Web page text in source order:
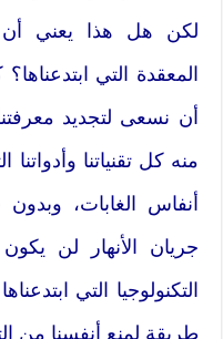
لكن هل هذا يعني أن
المعقدة التي
أن نسعى لتجديد
منه كل تقنياتنا
أنفاس الغابات،
جريان الأنهار لن
التكنولوجيا التي
طريقة لمنع أنفسنا من